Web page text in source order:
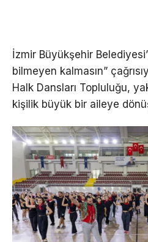
İzmir Büyükşehir
bilmeyen kalmasın”
Halk Dansları Topluluğu,
kişilik büyük bir aileye